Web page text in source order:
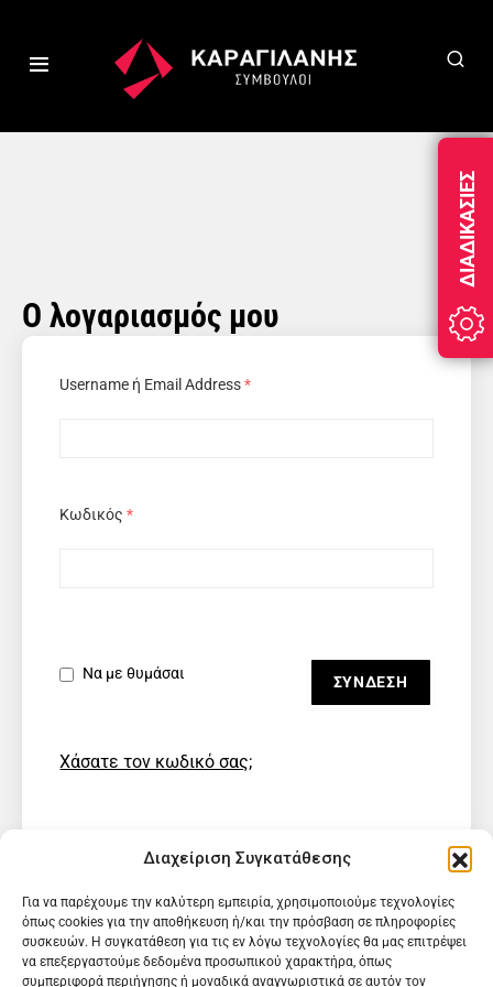
Διαχείριση Συγκατάθεσης
Για να παρέχουμε την καλύτερη εμπειρία, χρησιμοποιούμε τεχνολογίες
όπως cookies για την αποθήκευση ή/και την πρόσβαση σε πληροφορίες
συσκευών. Η συγκατάθεση για τις εν λόγω τεχνολογίες θα μας επιτρέψει
να επεξεργαστούμε δεδομένα προσωπικού χαρακτήρα, όπως
συμπεριφορά περιήγησης ή μοναδικά αναγνωριστικά σε αυτόν τον
Ο λογαριασμός μου
Username ή Email Address*
Κωδικός*
Να με θυμάσαι
Χάσατε τον κωδικό σας;
ΔΙΑΔΙΚΑΣΊΕΣ